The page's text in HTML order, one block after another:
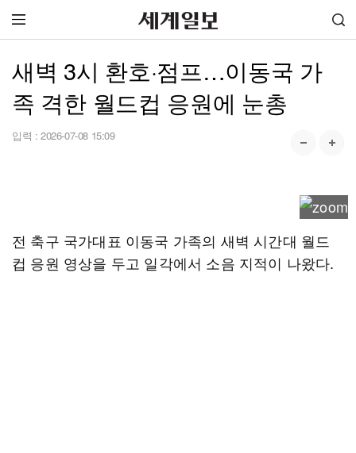
새벽 3시 환호·점프…이동국 가
족 격한 월드컵 응원에 눈총
입력 : 2026-07-08 15:09
전 축구 국가대표 이동국 가족의 새벽 시간대 월드
컵 응원 영상을 두고 일각에서 소음 지적이 나왔다.